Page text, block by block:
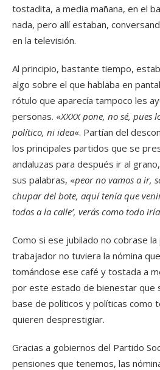
tostadita, a media mañana, en el
nada, pero allí estaban,
en la televisión.
Al principio, bastante tiempo,
algo sobre el que hablaba en
rótulo que aparecía tampoco les
personas. «XXXX pone, no sé,
político, ni idea«. Partían del
los principales partidos que se
andaluzas para después ir al
sus palabras, «peor no vamos a ir,
chupar del bote, aquí tenía que
todos a la calle’, verás como todo
Como si ese jubilado no cobrase
trabajador no tuviera la nómina
tomándose ese café y tostada a
por este estado de bienestar que
base de políticos y políticas como
quieren desprestigiar.
Gracias a gobiernos del Partido
pensiones que tenemos, las